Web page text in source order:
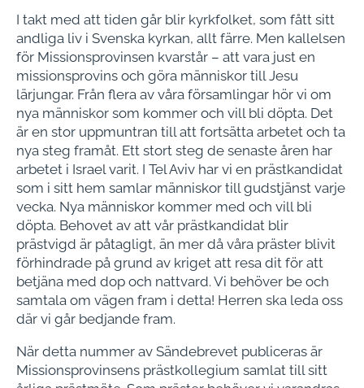
I takt med att tiden går blir kyrkfolket, som fått sitt
andliga liv i Svenska kyrkan, allt färre. Men kallelsen
för Missionsprovinsen kvarstår – att vara just en
missionsprovins och göra människor till Jesu
lärjungar. Från flera av våra församlingar hör vi om
nya människor som kommer och vill bli döpta. Det
är en stor uppmuntran till att fortsätta arbetet och ta
nya steg framåt. Ett stort steg de senaste åren har
arbetet i Israel varit. I Tel Aviv har vi en prästkandidat
som i sitt hem samlar människor till gudstjänst varje
vecka. Nya människor kommer med och vill bli
döpta. Behovet av att vår prästkandidat blir
prästvigd är påtagligt, än mer då våra präster blivit
förhindrade på grund av kriget att resa dit för att
betjäna med dop och nattvard. Vi behöver be och
samtala om vägen fram i detta! Herren ska leda oss
där vi går bedjande fram.
När detta nummer av Sändebrevet publiceras är
Missionsprovinsens prästkollegium samlat till sitt